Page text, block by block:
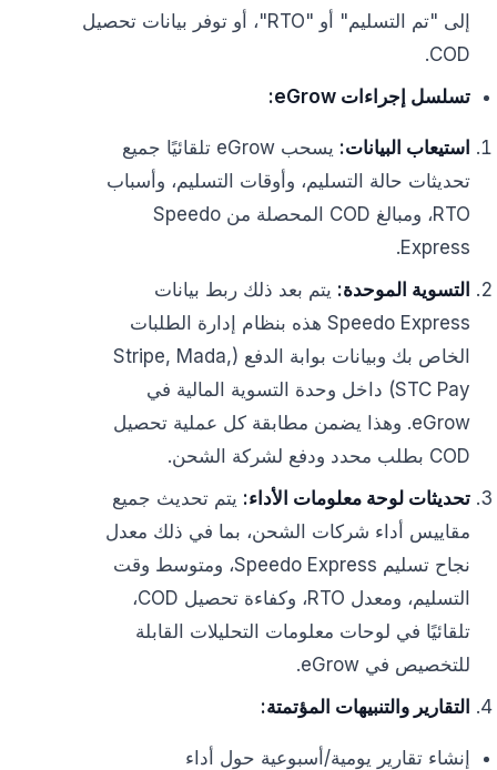
إلى "تم التسليم" أو "RTO"، أو توفر بيانات تحصيل
COD.
تسلسل إجراءات eGrow:
استيعاب البيانات:
يسحب eGrow تلقائيًا جميع
تحديثات حالة التسليم، وأوقات التسليم، وأسباب
RTO، ومبالغ COD المحصلة من Speedo
Express.
التسوية الموحدة: يتم بعد ذلك ربط بيانات
Speedo Express هذه بنظام إدارة الطلبات
الخاص بك وبيانات بوابة الدفع (Stripe, Mada,
STC Pay) داخل وحدة التسوية المالية في
eGrow. وهذا يضمن مطابقة كل عملية تحصيل
COD بطلب محدد ودفع لشركة الشحن.
تحديثات لوحة معلومات الأداء: يتم تحديث جميع
مقاييس أداء شركات الشحن، بما في ذلك معدل
نجاح تسليم Speedo Express، ومتوسط وقت
التسليم، ومعدل RTO، وكفاءة تحصيل COD،
تلقائيًا في لوحات معلومات التحليلات القابلة
للتخصيص في eGrow.
التقارير والتنبيهات المؤتمتة:
إنشاء تقارير يومية/أسبوعية حول أداء